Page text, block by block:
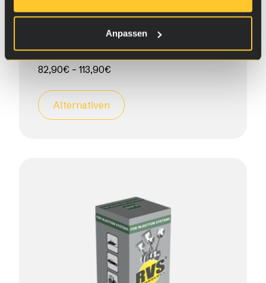
Anpassen
Für Automatikgetriebe
(T6A-T8A)
82,90€ – 113,90€
Alternativen